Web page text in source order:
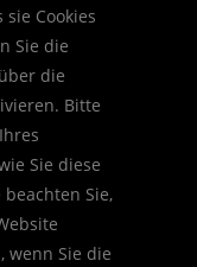
Cookies
Sie die
die
Bitte
Sie diese
Sie,
wenn Sie die